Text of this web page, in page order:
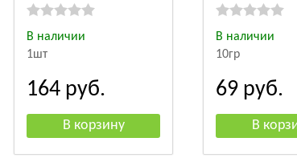
В наличии
1шт
164 руб.
В наличии
10гр
69 руб.